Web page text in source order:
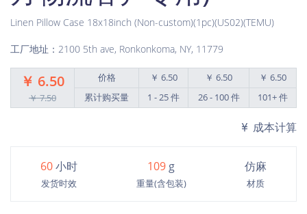
Linen Pillow Case 18x18inch (Non-custom)(1pc)(US02)(TEMU)
工厂地址：2100 5th ave, Ronkonkoma, NY, 11779
￥ 6.50
￥ 7.50
价格 ￥ 6.50 ￥ 6.50
￥ 6.50
累计购买量
1 - 25 件 26 - 100 件 101+ 件
成本计算
60小时
发货时效
109 g
重量(含包装)
仿麻
材质